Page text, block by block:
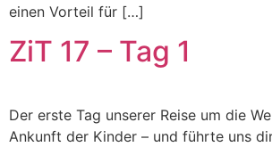
einen Vorteil für […]
ZiT 17 – Tag 1
Der erste Tag unserer Reise um die
Ankunft der Kinder – und führte uns